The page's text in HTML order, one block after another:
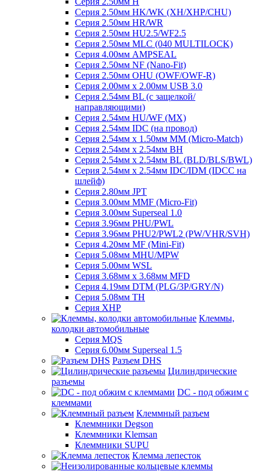
Серия 2.50мм HK/WK (XH/XHP/CHU)
Серия 2.50мм HR/WR
Серия 2.50мм HU2.5/WF2.5
Серия 2.50мм MLC (040 MULTILOCK)
Серия 4.00мм AMPSEAL
Серия 2.50мм NF (Nano-Fit)
Серия 2.50мм OHU (OWF/OWF-R)
Серия 2.00мм x 2.00мм USB 3.0
Серия 2.54мм BL (с защелкой/
направляющими)
Серия 2.54мм HU/WF (MX)
Серия 2.54мм IDC (на провод)
Серия 2.54мм х 1.50мм MM (Micro-Match)
Серия 2.54мм х 2.54мм BH
Серия 2.54мм х 2.54мм BL (BLD/BLS/BWL)
Серия 2.54мм х 2.54мм IDC/IDM (IDCC на
шлейф)
Серия 2.80мм JPT
Серия 3.00мм MMF (Micro-Fit)
Серия 3.00мм Superseal 1.0
Серия 3.96мм PHU/PWL
Серия 3.96мм PHU2/PWL2 (PW/VHR/SVH)
Серия 4.20мм MF (Mini-Fit)
Серия 5.08мм MHU/MPW
Серия 5.00мм WSL
Серия 3.68мм х 3.68мм MFD
Серия 4.19мм DTM (PLG/3P/GRY/N)
Серия 5.08мм TH
Серия XHP
Клеммы,
колодки автомобильные
Серия MQS
Серия 6.00мм Superseal 1.5
Разъем DHS
Цилиндрические
разъемы
DC - под обжим с
клеммами
Клеммный разъем
Клеммники Degson
Клеммники Klemsan
Клеммники SUPU
Клемма лепесток